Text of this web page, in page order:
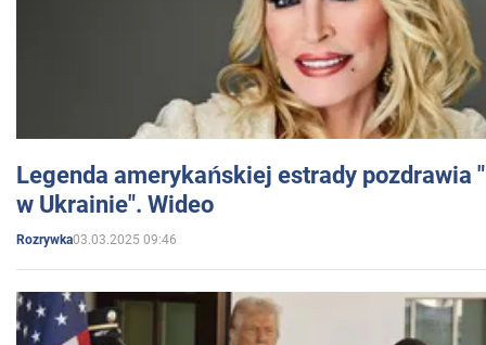
Legenda amerykańskiej estrady pozdrawia
w Ukrainie". Wideo
Rozrywka03.03.2025 09:46